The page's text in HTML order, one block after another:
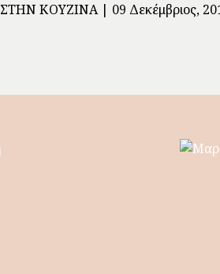
ΣΤΗΝ ΚΟΥΖΊΝΑ 09 Δεκέμβριος,